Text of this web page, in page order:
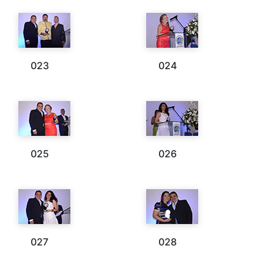
023 024
025 026
027 028